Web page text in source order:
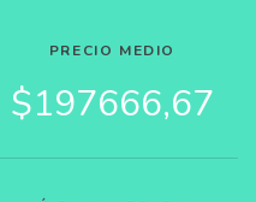
PRECIO MEDIO
$197666,67